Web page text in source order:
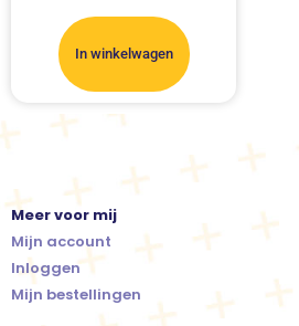
In winkelwagen
Meer voor mij
Mijn account
Inloggen
Mijn bestellingen